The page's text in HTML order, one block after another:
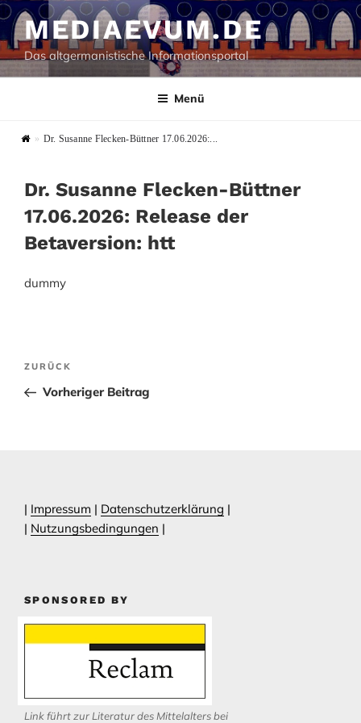
Zum
Inhalt
springen
MEDIAEVUM.DE
Das altgermanistische Informationsportal
Menü
» Dr. Susanne Flecken-Büttner 17.06.2026:...
Dr. Susanne Flecken-Büttner
17.06.2026: Release der
Betaversion: htt
dummy
Beitragsnavigation
Vorheriger
Beitrag
ZURÜCK
Vorheriger Beitrag
| Impressum | Datenschutzerklärung |
| Nutzungsbedingungen |
SPONSORED BY
Link führt zur Literatur des Mittelalters bei